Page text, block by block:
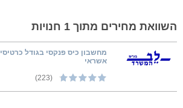
השוואת מחירים מתוך 1 חנויות
מחשבון כיס פנקסי בגודל כרטיסי
אשראי
(223)